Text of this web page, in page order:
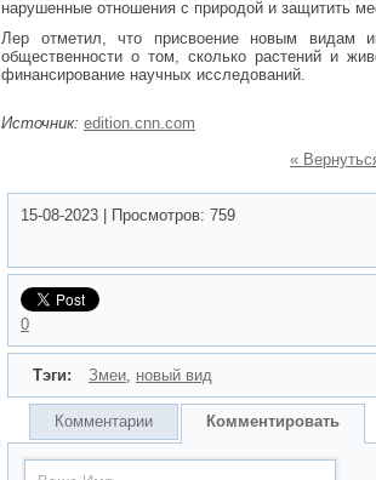
нарушенные отношения с природой и защитить
Лер отметил, что присвоение новым видам
общественности о том, сколько растений и
финансирование научных исследований.
Источник: edition.cnn.com
«
15-08-2023 Просмотров: 759
0
Тэги: Змеи, новый вид
Комментарии Комментировать